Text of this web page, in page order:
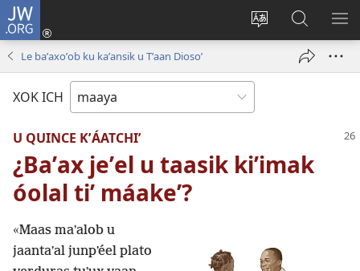
JW.ORG
Kʼex
idiomail
Ooken
new
Kaaxan
teʼ
jw.org
Le baʼaxoʼob ku kaʼansik u Tʼaan Diosoʼ
XOK ICH
U QUINCE KʼÁATCHIʼ
¿Baʼax jeʼel u taasik kiʼimak
óolal tiʼ máakeʼ?
«Maas maʼalob u
jaantaʼal junpʼéel plato